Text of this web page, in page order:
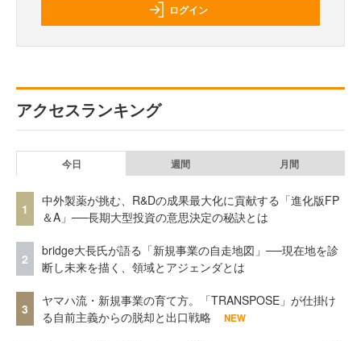
ログイン
アクセスランキング
今日 週間 月間
1
中外製薬が挑む、R&Dの成果最大化に貢献する「進化版FP
＆A」──長期大型投資の意思決定の秘訣とは
2
bridge大長氏が語る「新規事業の自走地図」──現在地を診
断し未来を描く、領域とアジェンダとは
3
ヤマハ流・新規事業の育て方。「TRANSPOSE」が仕掛け
る自前主義からの脱却と出口戦略
NEW